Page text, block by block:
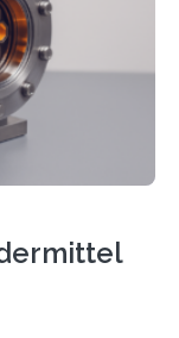
kein Strom
Energien-